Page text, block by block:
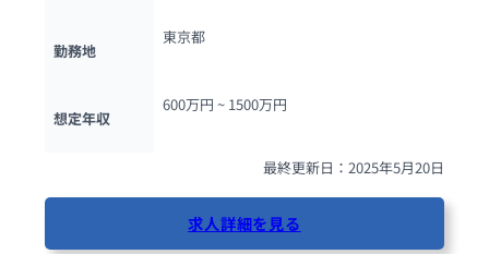
勤務地
東京都
想定年収
600万円 ~ 1500万円
最終更新日：2025年5月20日
求人詳細を見る